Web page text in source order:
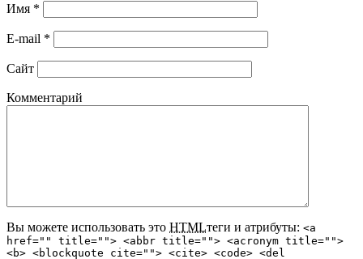
Имя *
E-mail *
Сайт
Комментарий
Вы можете использовать это HTMLтеги и атрибуты: <a
href="" title=""> <abbr title=""> <acronym title="">
<b> <blockquote cite=""> <cite> <code> <del